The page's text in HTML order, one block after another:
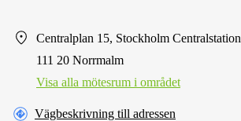
Centralplan 15, Stockholm Centralstation
111 20 Norrmalm
Visa alla mötesrum i området
Vägbeskrivning till adressen